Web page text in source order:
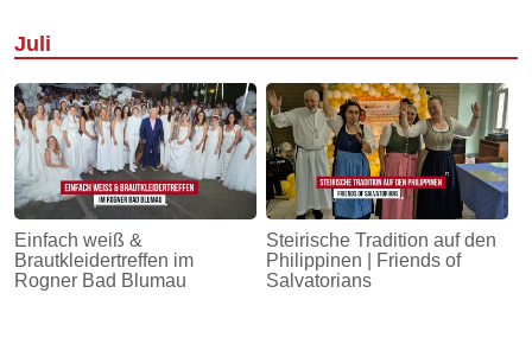
Juli
Einfach weiß &
Brautkleidertreffen im
Rogner Bad Blumau
Steirische Tradition auf den
Philippinen | Friends of
Salvatorians